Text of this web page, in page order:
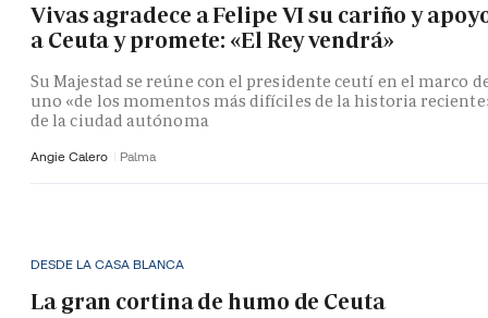
Vivas agradece a Felipe VI su cariño y
a Ceuta y promete: «El Rey vendrá»
Su Majestad se reúne con el presidente ceutí en el marco
uno «de los momentos más difíciles de la historia
de la ciudad autónoma
Angie Calero Palma
DESDE LA CASA BLANCA
La gran cortina de humo de Ceuta